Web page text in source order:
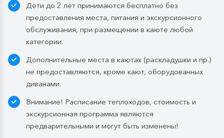
Стандартные каюты:
день посадки:
— в рейсах до 4 дней включительно: 1 бутылка (0,5
л.) при одноместном размещении, 1 бутылка (1,5 л.)
в 2- и 3-местном размещении;
— в рейсах от 5 дней до 10 дней включительно: 1
бутылка (1,5 л.);
— в рейсах от 16 до 20 дней включительно: 3
бутылки (1,5 л.);
Дети до 2 лет принимаются бесплатно без
предоставления места, питания и экскурсионного
обслуживания, при размещении в каюте любой
категории.
Дополнительные места в каютах (раскладушки и пр.)
не предоставляются, кроме кают, оборудованных
диванами.
Внимание! Расписание теплоходов, стоимость и
экскурсионная программа являются
предварительными и могут быть изменены!